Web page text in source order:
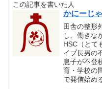
この記事を書いた人
かにーじゃ
田舎の整形
し、働きな
HSC（とて
イプ長男の
息子が不登
育・学校の
で発信始め